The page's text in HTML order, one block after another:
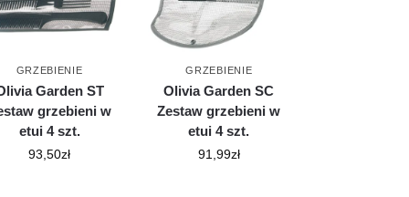
GRZEBIENIE
Garden ST
grzebieni w
etui 4 szt.
93,50zł
GRZEBIENIE
Olivia Garden SC
Zestaw grzebieni w
etui 4 szt.
91,99zł